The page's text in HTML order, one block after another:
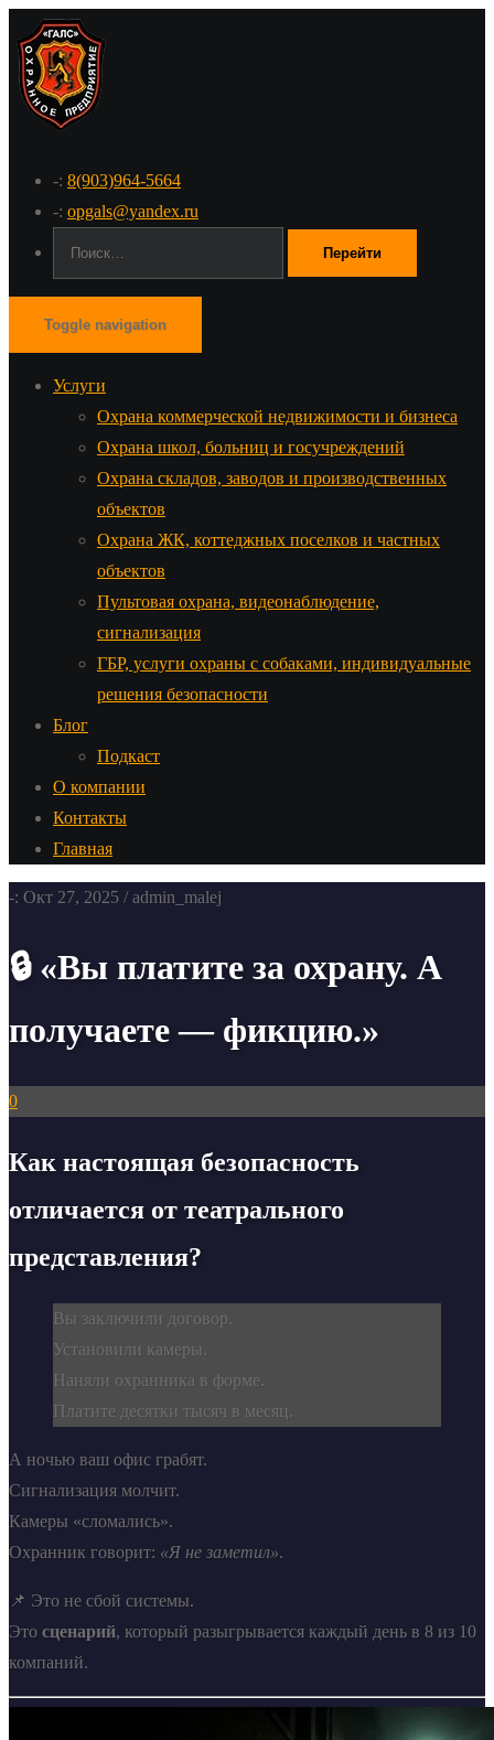
-: 8(903)964-5664
-: opgals@yandex.ru
Toggle navigation
Услуги
Охрана коммерческой недвижимости и бизнеса
Охрана школ, больниц и госучреждений
Охрана складов, заводов и производственных
объектов
Охрана ЖК, коттеджных поселков и частных
объектов
Пультовая охрана, видеонаблюдение,
сигнализация
ГБР, услуги охраны с собаками, индивидуальные
решения безопасности
Блог
Подкаст
О компании
Контакты
Главная
-: Окт 27, 2025 / admin_malej
🔒 «Вы платите за охрану. А
получаете — фикцию.»
0
Как настоящая безопасность
отличается от театрального
представления?
Вы заключили договор.
Установили камеры.
Наняли охранника в форме.
Платите десятки тысяч в месяц.
А ночью ваш офис грабят.
Сигнализация молчит.
Камеры «сломались».
Охранник говорит: «Я не заметил».
📌 Это не сбой системы.
Это сценарий, который разыгрывается каждый день в 8 из 10
компаний.